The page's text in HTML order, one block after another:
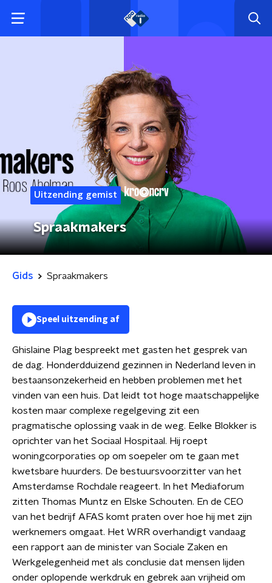
Uitzending gemist
Spraakmakers
Gids Spraakmakers
Speel uitzending af
Ghislaine Plag bespreekt met gasten het gesprek van
de dag. Honderdduizend gezinnen in Nederland leven in
bestaansonzekerheid en hebben problemen met het
vinden van een huis. Dat leidt tot hoge maatschappelijke
kosten maar complexe regelgeving zit een
pragmatische oplossing vaak in de weg. Eelke Blokker is
oprichter van het Sociaal Hospitaal. Hij roept
woningcorporaties op om soepeler om te gaan met
kwetsbare huurders. De bestuursvoorzitter van het
Amsterdamse Rochdale reageert. In het Mediaforum
zitten Thomas Muntz en Elske Schouten. En de CEO
van het bedrijf AFAS komt praten over hoe hij met zijn
werknemers omgaat. Het WRR overhandigt vandaag
een rapport aan de minister van Sociale Zaken en
Werkgelegenheid met als conclusie dat mensen lijden
onder oplopende werkdruk en gebrek aan vrijheid om